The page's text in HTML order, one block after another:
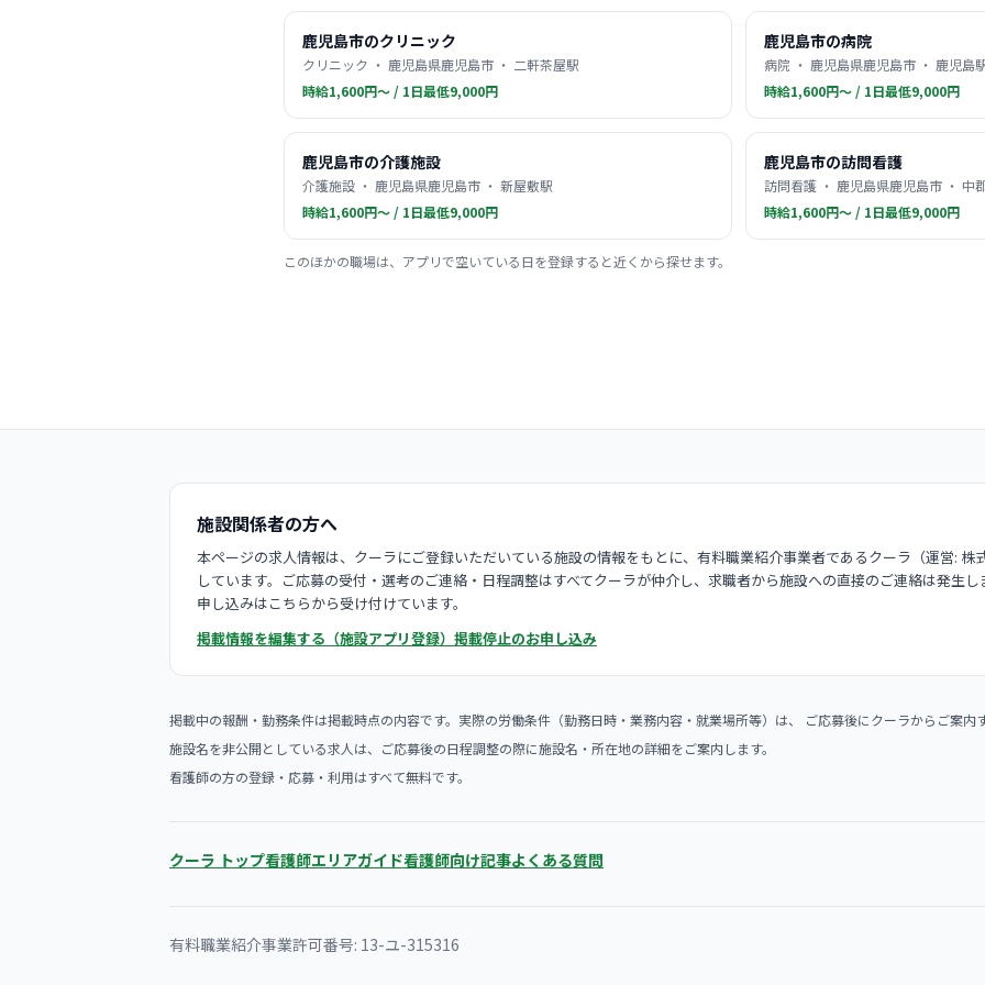
鹿児島市のクリニック
クリニック ・ 鹿児島県鹿児島市 ・ 二軒茶屋駅
時給1,600円〜 / 1日最低9,000円
鹿児島市の病院
病院 ・ 鹿児島県鹿児島市 ・ 鹿児島
時給1,600円〜 / 1日最低9,000円
鹿児島市の介護施設
介護施設 ・ 鹿児島県鹿児島市 ・ 新屋敷駅
時給1,600円〜 / 1日最低9,000円
鹿児島市の訪問看護
訪問看護 ・ 鹿児島県鹿児島市 ・ 中
時給1,600円〜 / 1日最低9,000円
このほかの職場は、アプリで空いている日を登録すると近くから探せます。
施設関係者の方へ
本ページの求人情報は、クーラにご登録いただいている施設の情報をもとに、有料職業紹介事業者であるクーラ（運営:
しています。ご応募の受付・選考のご連絡・日程調整はすべてクーラが仲介し、求職者から施設への直接のご連絡は発生
申し込みはこちらから受け付けています。
掲載情報を編集する（施設アプリ登録） 掲載停止のお申し込み
掲載中の報酬・勤務条件は掲載時点の内容です。実際の労働条件（勤務日時・業務内容・就業場所等）は、 ご応募後にクーラからご案内
施設名を非公開としている求人は、ご応募後の日程調整の際に施設名・所在地の詳細をご案内します。
看護師の方の登録・応募・利用はすべて無料です。
クーラ トップ看護師エリアガイド看護師向け記事よくある質問
有料職業紹介事業許可番号: 13-ユ-315316